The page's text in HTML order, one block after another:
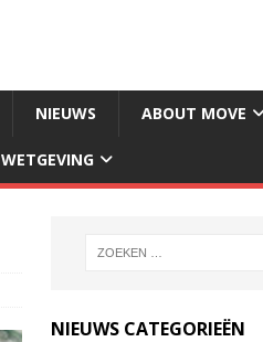
NIEUWS ABOUT MOVE
WETGEVING
NIEUWS CATEGORIEËN